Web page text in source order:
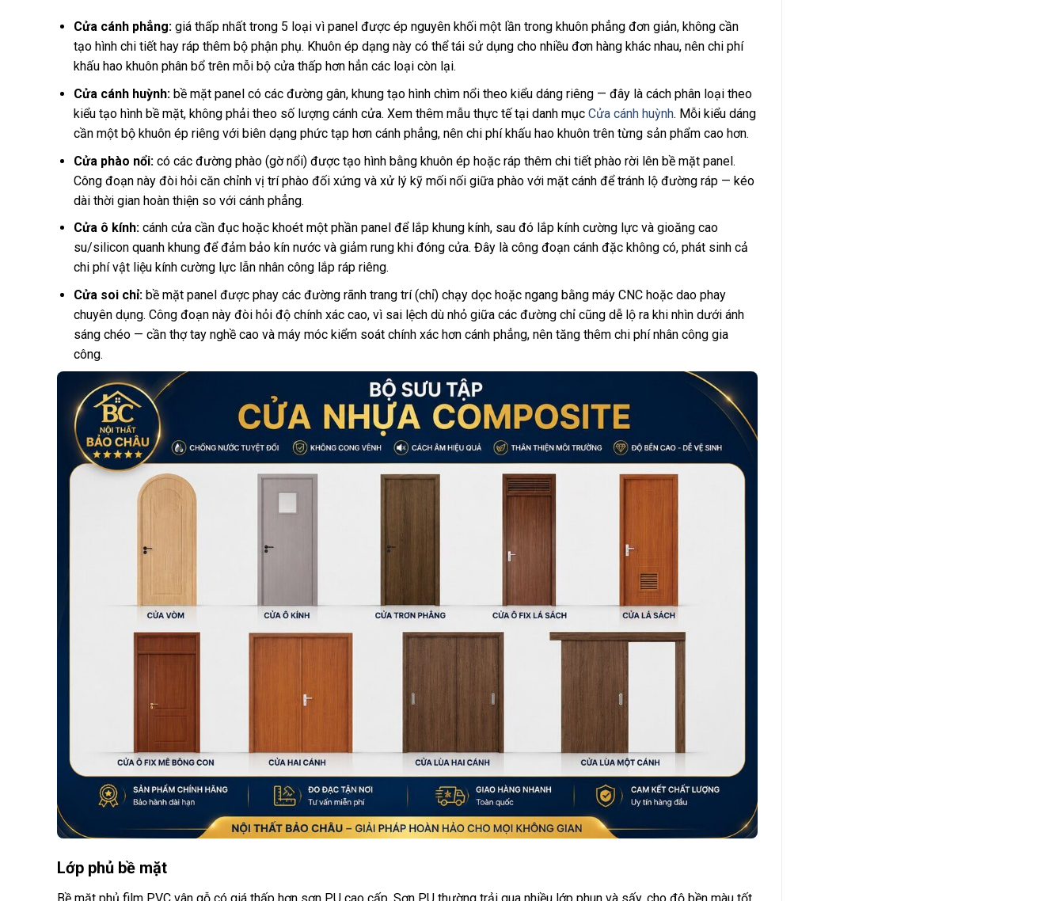
Cửa cánh phẳng:giá thấp nhất trong 5 loại vì panel được ép nguyên khối một lần trong khuôn phẳng đơn giản, không cần
tạo hình chi tiết hay ráp thêm bộ phận phụ. Khuôn ép dạng này có thể tái sử dụng cho nhiều đơn hàng khác nhau, nên chi phí
khấu hao khuôn phân bổ trên mỗi bộ cửa thấp hơn hẳn các loại còn lại.
Cửa cánh huỳnh:bề mặt panel có các đường gân, khung tạo hình chìm nổi theo kiểu dáng riêng — đây là cách phân loại theo
kiểu tạo hình bề mặt, không phải theo số lượng cánh cửa. Xem thêm mẫu thực tế tại danh mục Cửa cánh huỳnh. Mỗi kiểu dáng
cần một bộ khuôn ép riêng với biên dạng phức tạp hơn cánh phẳng, nên chi phí khấu hao khuôn trên từng sản phẩm cao hơn.
Cửa phào nổi:có các đường phào (gờ nổi) được tạo hình bằng khuôn ép hoặc ráp thêm chi tiết phào rời lên bề mặt panel.
Công đoạn này đòi hỏi căn chỉnh vị trí phào đối xứng và xử lý kỹ mối nối giữa phào với mặt cánh để tránh lộ đường ráp — kéo
dài thời gian hoàn thiện so với cánh phẳng.
Cửa ô kính:cánh cửa cần đục hoặc khoét một phần panel để lắp khung kính, sau đó lắp kính cường lực và gioăng cao
su/silicon quanh khung để đảm bảo kín nước và giảm rung khi đóng cửa. Đây là công đoạn cánh đặc không có, phát sinh cả
chi phí vật liệu kính cường lực lẫn nhân công lắp ráp riêng.
Cửa soi chỉ:bề mặt panel được phay các đường rãnh trang trí (chỉ) chạy dọc hoặc ngang bằng máy CNC hoặc dao phay
chuyên dụng. Công đoạn này đòi hỏi độ chính xác cao, vì sai lệch dù nhỏ giữa các đường chỉ cũng dễ lộ ra khi nhìn dưới ánh
sáng chéo — cần thợ tay nghề cao và máy móc kiểm soát chính xác hơn cánh phẳng, nên tăng thêm chi phí nhân công gia
công.
Lớp phủ bề mặt